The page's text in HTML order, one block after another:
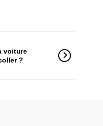
voiture
?